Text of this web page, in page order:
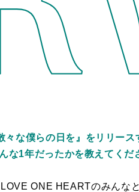
な僕らの日を』をリリー
な1年だったかを教えてくだ
ONE HEARTのみんな